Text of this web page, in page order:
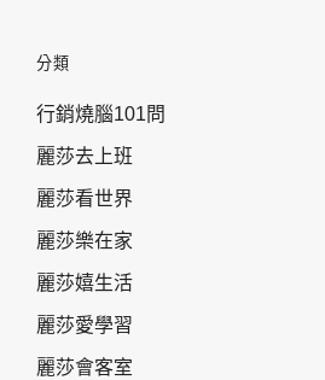
分類
行銷燒腦101問
麗莎去上班
麗莎看世界
麗莎樂在家
麗莎嬉生活
麗莎愛學習
麗莎會客室